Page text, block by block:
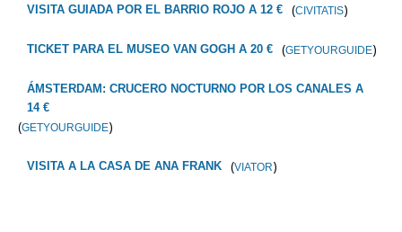
VISITA GUIADA POR EL BARRIO ROJO A 12 € (CIVITATIS)
TICKET PARA EL MUSEO VAN GOGH A 20 € (GETYOURGUIDE)
ÁMSTERDAM: CRUCERO NOCTURNO POR LOS CANALES A
14 €
(GETYOURGUIDE)
VISITA A LA CASA DE ANA FRANK (VIATOR)